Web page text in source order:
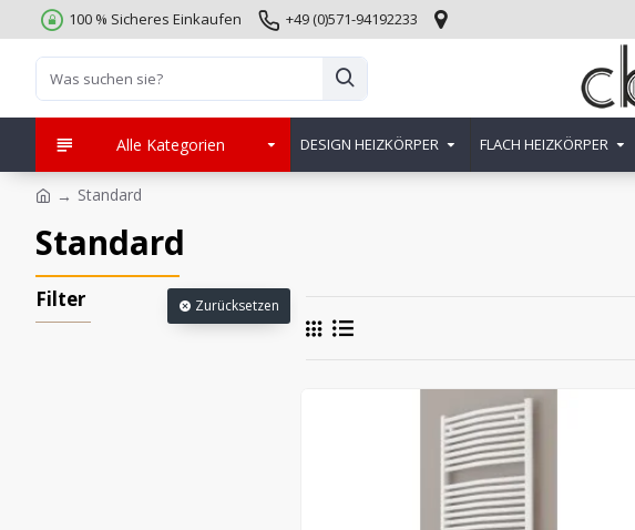
100 % Sicheres Einkaufen +49 (0)571-94192233
Alle Kategorien DESIGN HEIZKÖRPER FLACH HEIZKÖRPER
Standard
Standard
Filter Zurücksetzen